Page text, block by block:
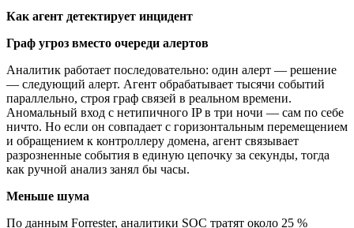
Как агент детектирует инцидент
Граф угроз вместо очереди алертов
Аналитик работает последовательно: один алерт — решение
— следующий алерт. Агент обрабатывает тысячи событий
параллельно, строя граф связей в реальном времени.
Аномальный вход с нетипичного IP в три ночи — сам по себе
ничто. Но если он совпадает с горизонтальным перемещением
и обращением к контроллеру домена, агент связывает
разрозненные события в единую цепочку за секунды, тогда
как ручной анализ занял бы часы.
Меньше шума
По данным Forrester, аналитики SOC тратят около 25 %